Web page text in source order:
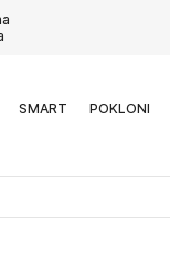
SMART POKLONI